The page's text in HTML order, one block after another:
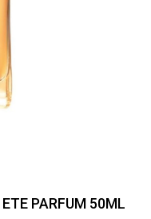
PARFUM 50ML